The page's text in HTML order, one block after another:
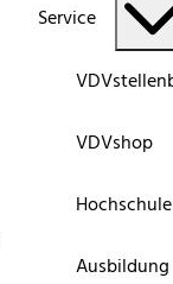
Service
VDVshop
Ausbildung